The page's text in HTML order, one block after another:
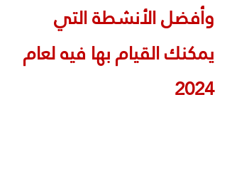
وأفضل الأنشطة التي
يمكنك القيام بها فيه لعام
2024